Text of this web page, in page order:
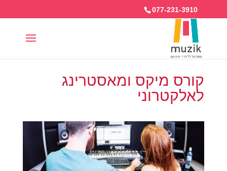
077-231-3910
קורס מיקס ומאסטרינג
לאלקטרוני